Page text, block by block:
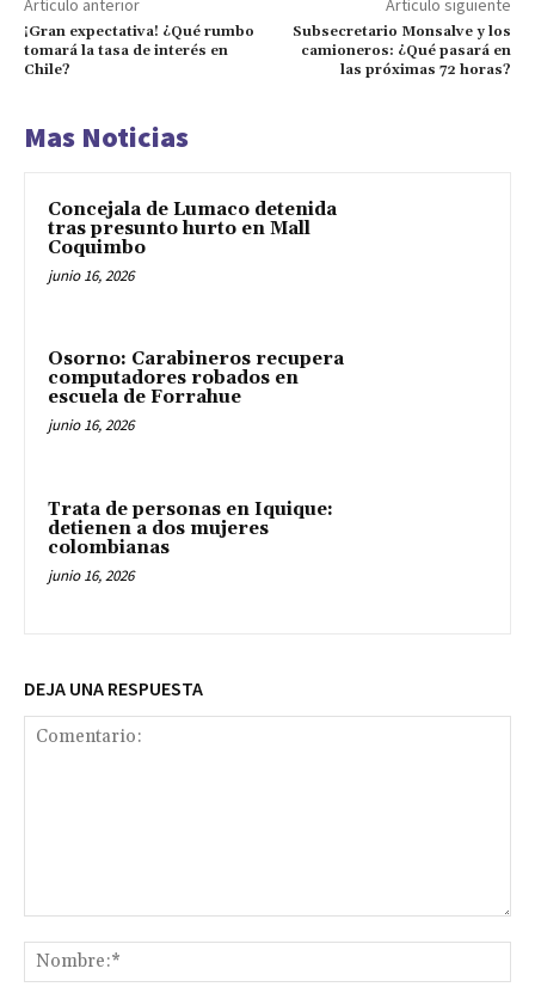
Artículo anterior
¡Gran expectativa! ¿Qué rumbo
tomará la tasa de interés en
Chile?
Artículo siguiente
Subsecretario Monsalve y los
camioneros: ¿Qué pasará en
las próximas 72 horas?
Mas Noticias
Concejala de Lumaco detenida
tras presunto hurto en Mall
Coquimbo
junio 16, 2026
Osorno: Carabineros recupera
computadores robados en
escuela de Forrahue
junio 16, 2026
Trata de personas en Iquique:
detienen a dos mujeres
colombianas
junio 16, 2026
DEJA UNA RESPUESTA